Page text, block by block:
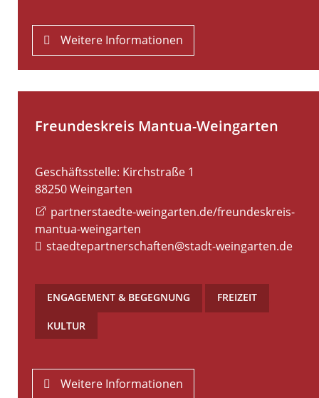
Weitere Informationen
Freundeskreis Mantua-Weingarten
Geschäftsstelle: Kirchstraße 1
88250Weingarten
partnerstaedte-weingarten.de/freundeskreis-
mantua-weingarten
staedtepartnerschaften@stadt-weingarten.de
ENGAGEMENT & BEGEGNUNG FREIZEIT
KULTUR
Weitere Informationen